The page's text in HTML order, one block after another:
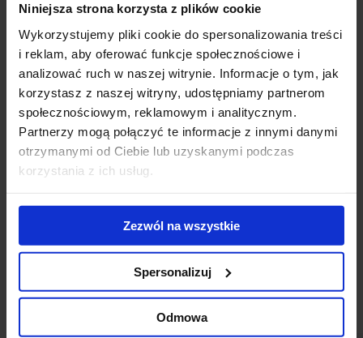
Niniejsza strona korzysta z plików cookie
Wykorzystujemy pliki cookie do spersonalizowania treści
i reklam, aby oferować funkcje społecznościowe i
analizować ruch w naszej witrynie. Informacje o tym, jak
korzystasz z naszej witryny, udostępniamy partnerom
społecznościowym, reklamowym i analitycznym.
Partnerzy mogą połączyć te informacje z innymi danymi
otrzymanymi od Ciebie lub uzyskanymi podczas
korzystania z ich usług.
Zezwól na wszystkie
Spersonalizuj
Odmowa
The ranking was published in Rzeczpospolita newspaper
SHARE ARTICLE